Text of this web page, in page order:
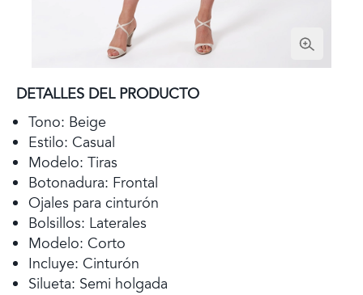
DETALLES DEL PRODUCTO
Tono: Beige
Estilo: Casual
Modelo: Tiras
Botonadura: Frontal
Ojales para cinturón
Bolsillos: Laterales
Modelo: Corto
Incluye: Cinturón
Silueta: Semi holgada